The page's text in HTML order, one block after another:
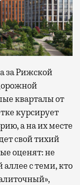
за Рижской
кварталы от
курсирует
а на их месте
свой тихий
оценят: не
с теми, кто